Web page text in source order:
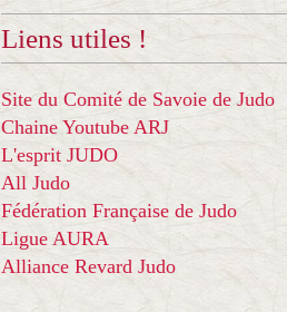
Liens utiles !
Site du Comité de Savoie de Judo
Chaine Youtube ARJ
L'esprit JUDO
All Judo
Fédération Française de Judo
Ligue AURA
Alliance Revard Judo